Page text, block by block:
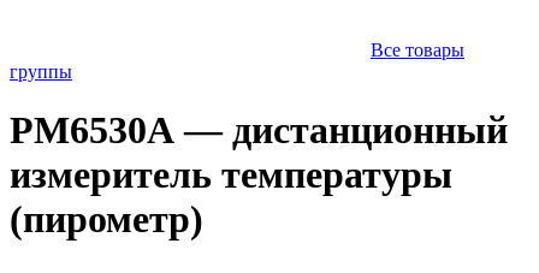
Все товары
группы
PM6530A — дистанционный
измеритель температуры
(пирометр)